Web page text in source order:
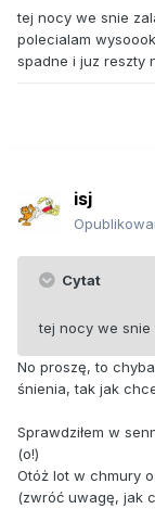
tej nocy we snie
polecialam
spadne i juz reszty
isj
Cytat
tej nocy we snie
No proszę, to
śnienia, tak jak
Sprawdziłem w
(o!)
Otóż lot w chmury
(zwróć uwagę, jak